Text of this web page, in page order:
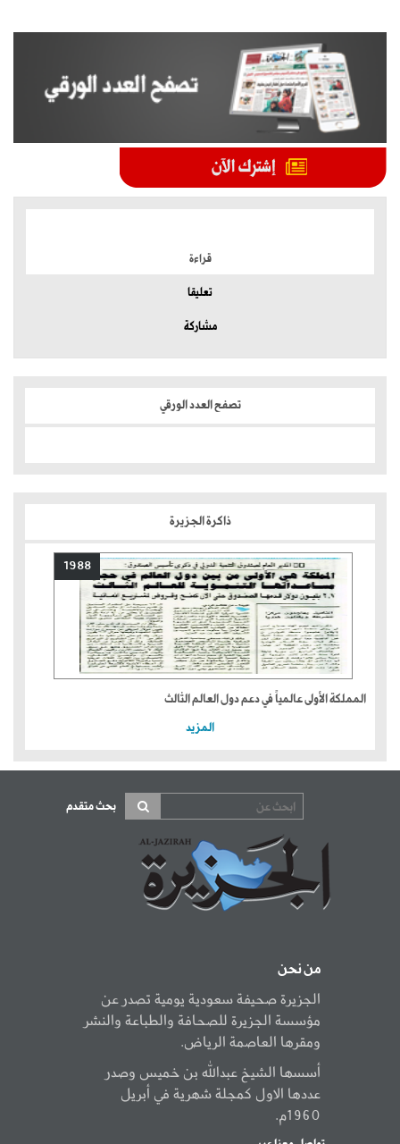
قراءة
تعليقا
مشاركة
تصفح العدد الورقي
ذاكرة الجزيرة
1988
المملكة الأولى عالمياً في دعم دول العالم الثالث
المزيد
بحث متقدم
من نحن
الجزيرة صحيفة سعودية يومية تصدر عن
مؤسسة الجزيرة للصحافة والطباعة والنشر
ومقرها العاصمة الرياض.
أسسها الشيخ عبدالله بن خميس وصدر
عددها الاول كمجلة شهرية في أبريل
1960م.